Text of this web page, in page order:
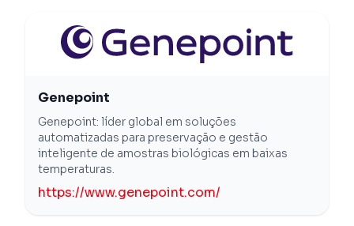
Genepoint
Genepoint: líder global em soluções
automatizadas para preservação e gestão
inteligente de amostras biológicas em baixas
temperaturas.
https://www.genepoint.com/